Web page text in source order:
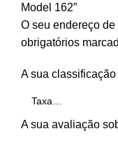
Model 162”
O seu endereço
obrigatórios
A sua classificação
A sua avaliação